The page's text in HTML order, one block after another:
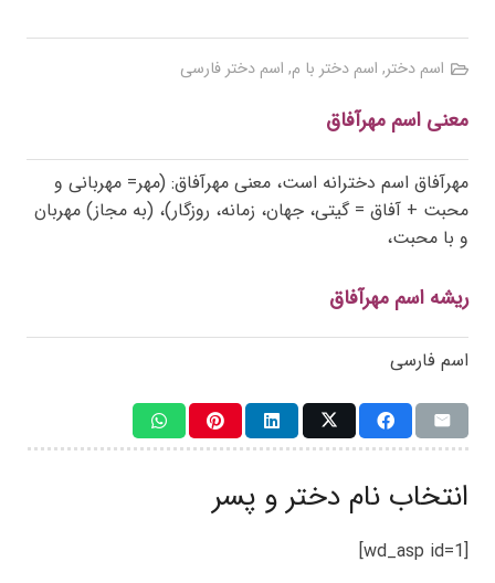
اسم دختر, اسم دختر با م, اسم دختر فارسی
معنی اسم مهرآفاق
مهرآفاق اسم دخترانه است، معنی مهرآفاق: (مهر= مهربانی و
محبت + آفاق = گیتی، جهان، زمانه، روزگار)، (به مجاز) مهربان
و با محبت،
ریشه اسم مهرآفاق
اسم فارسی
انتخاب نام دختر و پسر
[wd_asp id=1]